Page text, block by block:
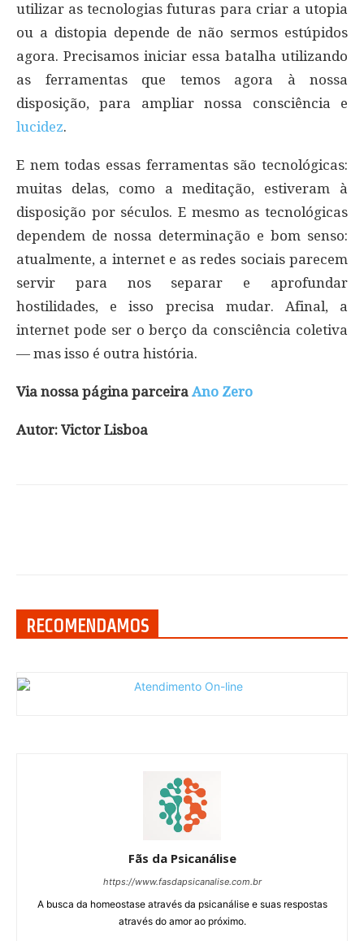
utilizar as tecnologias futuras para criar a utopia
ou a distopia depende de não sermos estúpidos
agora. Precisamos iniciar essa batalha utilizando
as ferramentas que temos agora à nossa
disposição, para ampliar nossa consciência e
lucidez.
E nem todas essas ferramentas são tecnológicas:
muitas delas, como a meditação, estiveram à
disposição por séculos. E mesmo as tecnológicas
dependem de nossa determinação e bom senso:
atualmente, a internet e as redes sociais parecem
servir para nos separar e aprofundar
hostilidades, e isso precisa mudar. Afinal, a
internet pode ser o berço da consciência coletiva
— mas isso é outra história.
Via nossa página parceira Ano Zero
Autor: Victor Lisboa
RECOMENDAMOS
Fãs da Psicanálise
https://www.fasdapsicanalise.com.br
A busca da homeostase através da psicanálise e suas respostas
através do amor ao próximo.